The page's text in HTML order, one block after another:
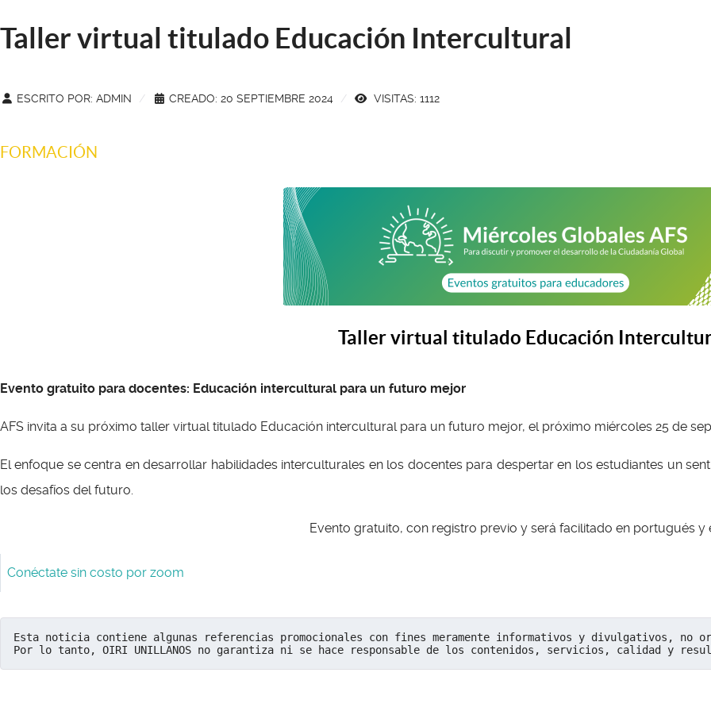
Taller virtual titulado Educación Intercultural
ESCRITO POR: ADMIN CREADO: 20 SEPTIEMBRE 2024 VISITAS: 1112
FORMACIÓN
Taller virtual titulado Educación
Evento gratuito para docentes: Educación intercultural para un futuro mejor
AFS invita a su próximo taller virtual titulado Educación intercultural para un futuro mejor, el próximo miércoles 25 de
El enfoque se centra en desarrollar habilidades interculturales en los docentes para despertar en los estudiantes un
los desafíos del futuro.
Evento gratuito, con registro previo y será facilitado en portugués y
Conéctate sin costo por zoom
Esta noticia contiene algunas referencias promocionales con fines meramente informativos y divulgativos, no
Por lo tanto, OIRI UNILLANOS no garantiza ni se hace responsable de los contenidos, servicios, calidad y